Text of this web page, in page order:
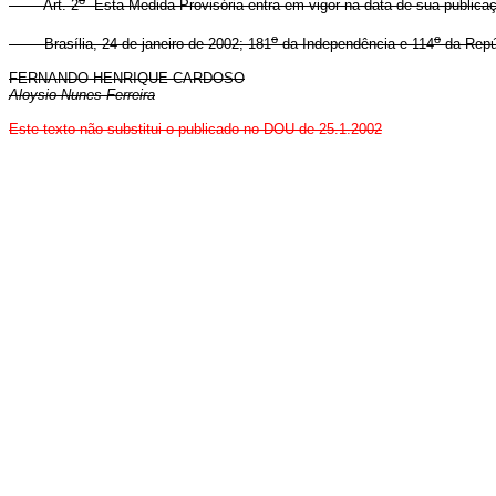
Art. 2 Esta Medida Provisória entra em vigor na data de sua
Brasília, 24 de janeiro de 2002; 181oda Independência e 114oda
FERNANDO HENRIQUE CARDOSO
Aloysio Nunes Ferreira
Este texto não substitui o publicado no DOU de 25.1.2002